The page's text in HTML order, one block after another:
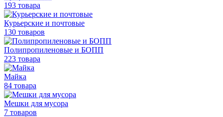
193 товара
Курьерские и почтовые
130 товаров
Полипропиленовые и БОПП
223 товара
Майка
84 товара
Мешки для мусора
7 товаров